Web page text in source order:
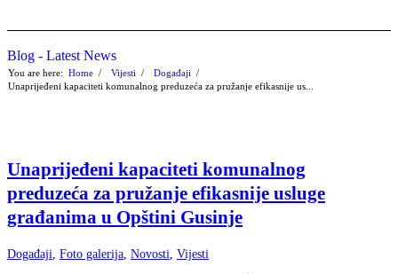
Blog - Latest News
You are here: Home / Vijesti / Događaji /
Unaprijeđeni kapaciteti komunalnog preduzeća za pružanje efikasnije us...
Unaprijeđeni kapaciteti komunalnog
preduzeća za pružanje efikasnije usluge
građanima u Opštini Gusinje
Događaji Foto galerija Novosti Vijesti